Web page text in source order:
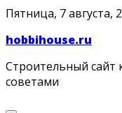
Skip
content
Пятница, 7 августа,
hobbihouse.ru
Строительный
советами